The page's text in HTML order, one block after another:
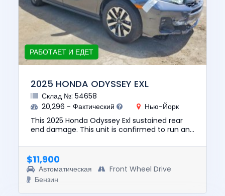
РАБОТАЕТ И ЕДЕТ
2025 HONDA ODYSSEY EXL
Склад №: 54658
20,296 - Фактический
Нью-Йорк
This 2025 Honda Odyssey Exl sustained rear
end damage. This unit is confirmed to run and
was $37800. This v...
$11,900
Автоматическая
Front Wheel Drive
Бензин